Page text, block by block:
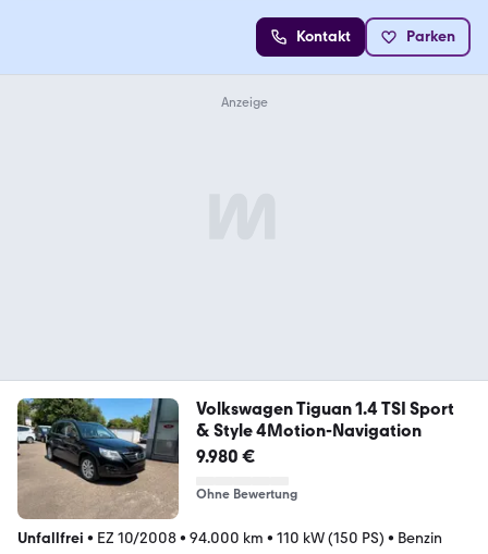
Kontakt Parken
Volkswagen Tiguan 1.4 TSI Sport
& Style 4Motion-Navigation
9.980 €
Ohne Bewertung
Unfallfrei • EZ 10/2008• 94.000 km • 110 kW (150 PS) • Benzin